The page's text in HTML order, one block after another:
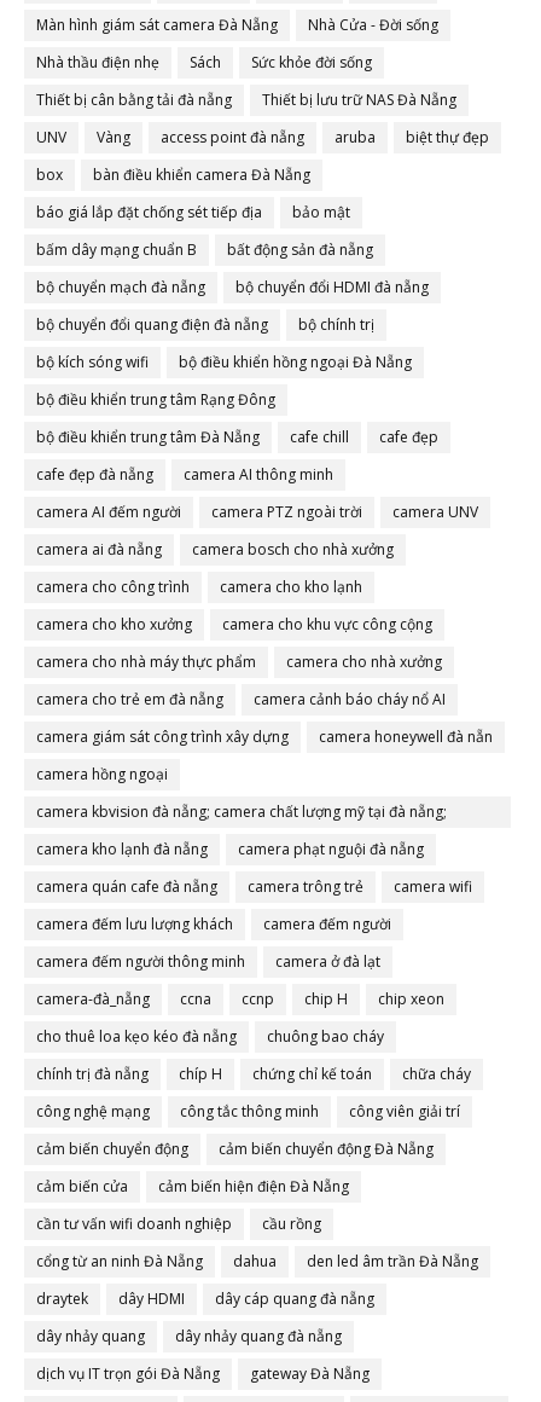
Màn hình giám sát camera Đà Nẵng
Nhà Cửa - Đời sống
Nhà thầu điện nhẹ
Sách
Sức khỏe đời sống
Thiết bị cân bằng tải đà nẵng
Thiết bị lưu trữ NAS Đà Nẵng
UNV
Vàng access point đà nẵng aruba
biệt thự đẹp
box
bàn điều khiển camera Đà Nẵng
báo giá lắp đặt chống sét tiếp địa
bảo mật
bấm dây mạng chuẩn B
bất động sản đà nẵng
bộ chuyển mạch đà nẵng
bộ chuyển đổi HDMI đà nẵng
bộ chuyển đổi quang điện đà nẵng
bộ chính trị
bộ kích sóng wifi
bộ điều khiển hồng ngoại Đà Nẵng
bộ điều khiển trung tâm Rạng Đông
bộ điều khiển trung tâm Đà Nẵng
cafe chill
cafe đẹp
cafe đẹp đà nẵng
camera AI thông minh
camera AI đếm người
camera PTZ ngoài trời
camera UNV
camera ai đà nẵng
camera bosch cho nhà xưởng
camera cho công trình
camera cho kho lạnh
camera cho kho xưởng
camera cho khu vực công cộng
camera cho nhà máy thực phẩm
camera cho nhà xưởng
camera cho trẻ em đà nẵng
camera cảnh báo cháy nổ AI
camera giám sát công trình xây dựng
camera honeywell đà nẵn
camera hồng ngoại
camera kbvision đà nẵng; camera chất lượng mỹ tại đà nẵng;
camera đà nẵng
camera kho lạnh đà nẵng
camera phạt nguội đà nẵng
camera quán cafe đà nẵng
camera trông trẻ
camera wifi
camera đếm lưu lượng khách
camera đếm người
camera đếm người thông minh
camera ở đà lạt
camera-đà_nẵng
ccna ccnp chip H
chip xeon
cho thuê loa kẹo kéo đà nẵng
chuông bao cháy
chính trị đà nẵng
chíp H chứng chỉ kế toán
chữa cháy
công nghệ mạng
công tắc thông minh
công viên giải trí
cảm biến chuyển động
cảm biến chuyển động Đà Nẵng
cảm biến cửa
cảm biến hiện điện Đà Nẵng
cần tư vấn wifi doanh nghiệp
cầu rồng
cổng từ an ninh Đà Nẵng
dahua
den led âm trần Đà Nẵng
draytek
dây HDMI
dây cáp quang đà nẵng
dây nhảy quang
dây nhảy quang đà nẵng
dịch vụ IT trọn gói Đà Nẵng
gateway Đà Nẵng